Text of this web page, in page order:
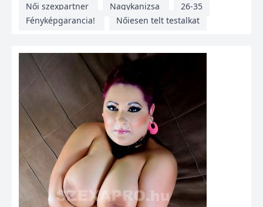
Női szexpartner Nagykanizsa
26-35
Fényképgarancia!
Nőiesen telt testalkat